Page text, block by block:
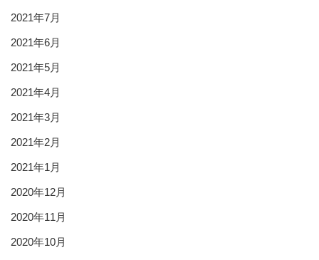
2021年7月
2021年6月
2021年5月
2021年4月
2021年3月
2021年2月
2021年1月
2020年12月
2020年11月
2020年10月